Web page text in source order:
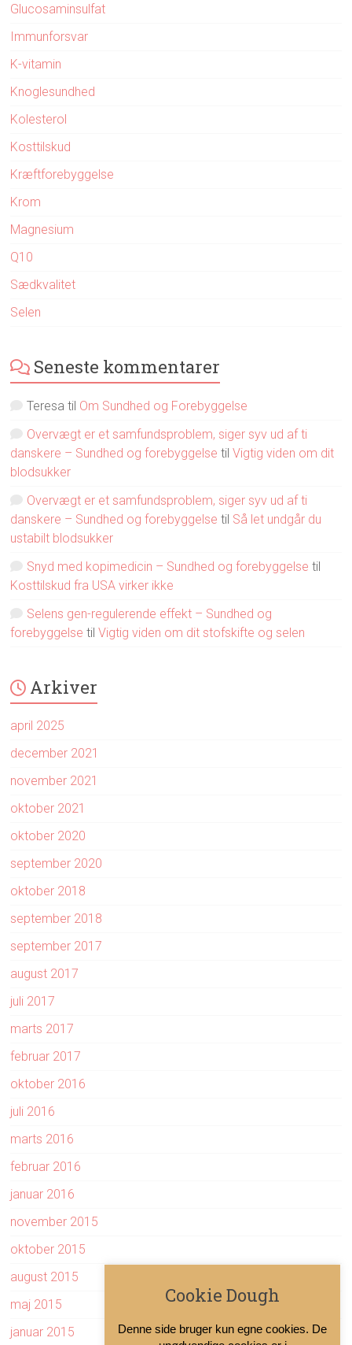
Glucosaminsulfat
Immunforsvar
K-vitamin
Knoglesundhed
Kolesterol
Kosttilskud
Kræftforebyggelse
Krom
Magnesium
Q10
Sædkvalitet
Selen
Seneste kommentarer
Teresa til Om Sundhed og Forebyggelse
Overvægt er et samfundsproblem, siger syv ud af ti
danskere – Sundhed og forebyggelse tilVigtig viden om dit
blodsukker
Overvægt er et samfundsproblem, siger syv ud af ti
danskere – Sundhed og forebyggelse til Så let undgår du
ustabilt blodsukker
Snyd med kopimedicin – Sundhed og forebyggelse til
Kosttilskud fra USA virker ikke
Selens gen-regulerende effekt – Sundhed og
forebyggelse tilVigtig viden om dit stofskifte og selen
Arkiver
april 2025
december 2021
november 2021
oktober 2021
oktober 2020
september 2020
oktober 2018
september 2018
september 2017
august 2017
juli 2017
marts 2017
februar 2017
oktober 2016
juli 2016
marts 2016
februar 2016
januar 2016
november 2015
oktober 2015
august 2015
maj 2015
januar 2015
Cookie Dough
Denne side bruger kun egne cookies. De